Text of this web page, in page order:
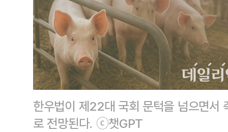
한우법이 제22대 국회 문턱을 넘으면서
로 전망된다. ⓒ챗GPT